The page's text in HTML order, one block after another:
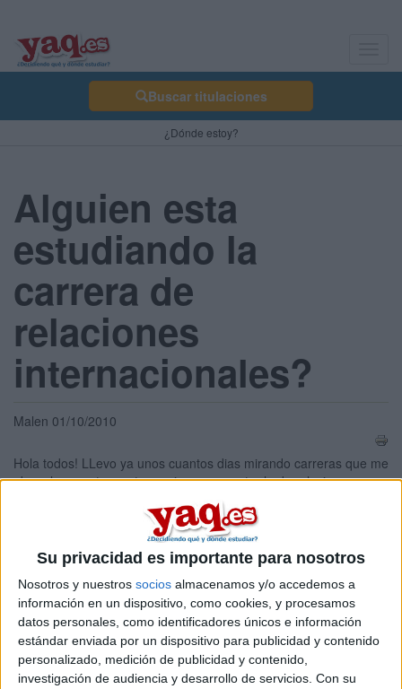
Su privacidad es importante para nosotros
Nosotros y nuestros socios almacenamos y/o accedemos a
información en un dispositivo, como cookies, y procesamos
datos personales, como identificadores únicos e información
estándar enviada por un dispositivo para publicidad y contenido
personalizado, medición de publicidad y contenido,
investigación de audiencia y desarrollo de servicios. Con su
Buscar titulaciones
¿Dónde estoy?
Alguien esta
estudiando la
carrera de
relaciones
internacionales?
Malen 01/10/2010
Hola todos! LLevo ya unos cuantos dias mirando carreras que me
abran las puertas a otros paises y encontre la de relaciones
internacionales. Aunque estoy estudiando un bachillerato
cientifico estoy totalmente convencida de que no quiero hacer
una carrera de esa rama. Por eso, me gustaria saber si alguien
conoce esta carrera. Tambien me gustaria saber en que
universidades españolas ( a ser posible publicas) se puede
estudiar y las salidas profesionales que tiene. Os agradeceria
mucho vuestra ayuda. La verdad es que nunca me habia parado
a pensar que es lo que queria estudiar y es ahora cuando me he
dado cuenta de que tampoco falta tanto tiempo para empezar
con los papeleos de las prematriculas y demas. Muchas gracias a
todos y un beso.